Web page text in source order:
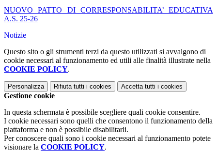
NUOVO PATTO DI CORRESPONSABILITA’ EDUCATIVA
A.S. 25-26
Notizie
Questo sito o gli strumenti terzi da questo utilizzati si avvalgono di
cookie necessari al funzionamento ed utili alle finalità illustrate nella
COOKIE POLICY.
Personalizza Rifiuta tutti i cookies Accetta tutti i cookies
Gestione cookie
In questa schermata è possibile scegliere quali cookie consentire.
I cookie necessari sono quelli che consentono il funzionamento della
piattaforma e non è possibile disabilitarli.
Per conoscere quali sono i cookie necessari al funzionamento potete
visionare la COOKIE POLICY.